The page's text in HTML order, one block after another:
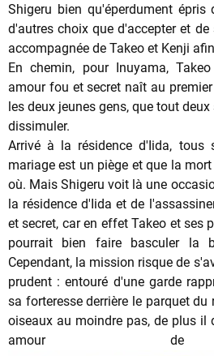
Shigeru bien qu'éperdument épris
d'autres choix que d'accepter et de
accompagnée de Takeo et Kenji
En chemin, pour Inuyama,
amour fou et secret naît au
les deux jeunes gens, que tout
dissimuler.
Arrivé à la résidence d'Iida, tous
mariage est un piège et que la
où. Mais Shigeru voit là une
la résidence d'Iida et de
et secret, car en effet Takeo et ses
pourrait bien faire basculer la
Cependant, la mission risque de
prudent : entouré d'une garde
sa forteresse derrière le parquet
oiseaux au moindre pas, de plus il
amour de